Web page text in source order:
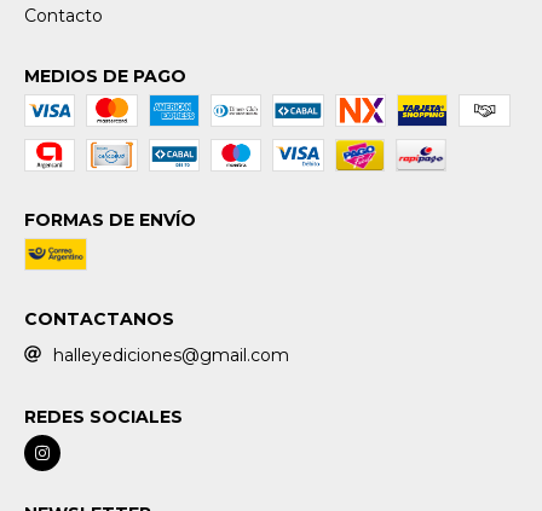
Contacto
MEDIOS DE PAGO
FORMAS DE ENVÍO
CONTACTANOS
halleyediciones@gmail.com
REDES SOCIALES